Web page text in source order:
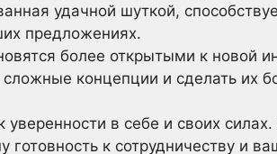
удачной шуткой,
предложениях.
более открытыми к новой
концепции и сделать их
уверенности в себе и своих
к сотрудничеству и